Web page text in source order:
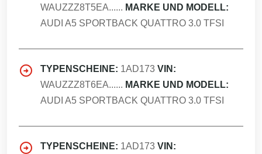
WAUZZZ8T5EA...... MARKE UND MODELL:
AUDI A5 SPORTBACK QUATTRO 3.0 TFSI
TYPENSCHEINE: 1AD173 VIN:
WAUZZZ8T6EA...... MARKE UND MODELL:
AUDI A5 SPORTBACK QUATTRO 3.0 TFSI
TYPENSCHEINE: 1AD173 VIN: